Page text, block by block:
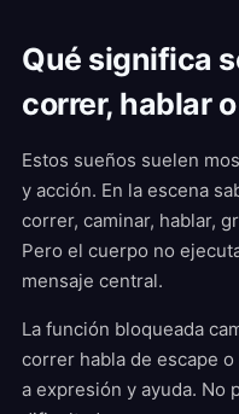
Qué significa
correr, hablar
Estos sueños suelen
y acción. En la escena
correr, caminar, hablar,
Pero el cuerpo no
mensaje central.
La función bloqueada
correr habla de escape
a expresión y ayuda. No